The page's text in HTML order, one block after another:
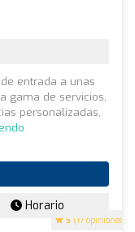
5 (17 opiniones)
entrada a unas
gama de servicios,
personalizadas,
Horario